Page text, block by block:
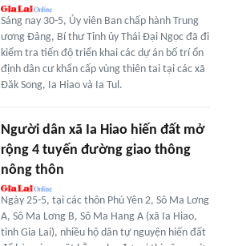
Sáng nay 30-5, Ủy viên Ban chấp hành Trung
ương Đảng, Bí thư Tỉnh ủy Thái Đại Ngọc đã đi
kiểm tra tiến độ triển khai các dự án bố trí ổn
định dân cư khẩn cấp vùng thiên tai tại các xã
Đăk Song, Ia Hiao và Ia Tul.
Người dân xã Ia Hiao hiến đất mở
rộng 4 tuyến đường giao thông
nông thôn
Ngày 25-5, tại các thôn Phú Yên 2, Sô Ma Lơng
A, Sô Ma Lơng B, Sô Ma Hang A (xã Ia Hiao,
tỉnh Gia Lai), nhiều hộ dân tự nguyện hiến đất